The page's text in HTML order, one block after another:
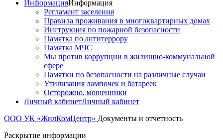
ИнформацияИнформация
Регламент заселения
Правила проживания в многоквартирных домах
Инструкция по пожарной безопасности
Памятка по антитеррору
Памятка МЧС
Мы против коррупции в жилищно-коммунальной
сфере
Памятки по безопасности на различные случаи
Утилизация лампочек и батареек
Осторожно, мошенники
Личный кабинетЛичный кабинет
ООО УК «ЖилКомЦентр» Документы и отчетность
Раскрытие информации